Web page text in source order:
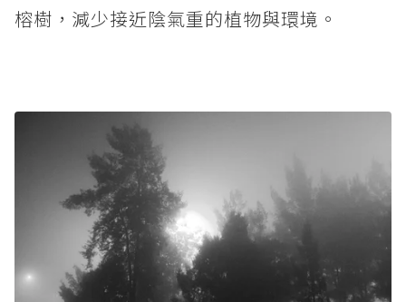
榕樹，減少接近陰氣重的植物與環境。